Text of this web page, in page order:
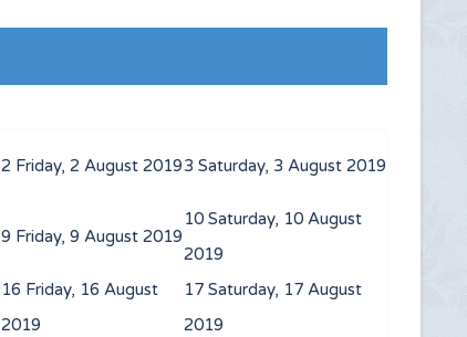
2 Friday, 2 August 20193 Saturday, 3 August 2019
9 Friday, 9 August 2019
10 Saturday, 10 August
2019
16 Friday, 16 August
2019
17 Saturday, 17 August
2019